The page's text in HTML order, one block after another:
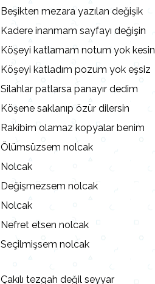
Beşikten mezara yazılan değişik
Kadere inanmam sayfayı değişin
Köşeyi katlamam notum yok kesin
Köşeyi katladım pozum yok eşsiz
Silahlar patlarsa panayır dedim
Köşene saklanıp özür dilersin
Rakibim olamaz kopyalar benim
Ölümsüzsem nolcak
Nolcak
Değişmezsem nolcak
Nolcak
Nefret etsen nolcak
Seçilmişsem nolcak
Çakılı tezgah değil seyyar